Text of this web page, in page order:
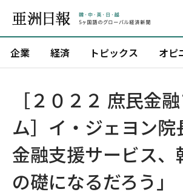
企業 経済 トピックス オピ
［２０２２ 庶民金
ム］イ・ジェヨン院
金融支援サービス、
の礎になるだろう」